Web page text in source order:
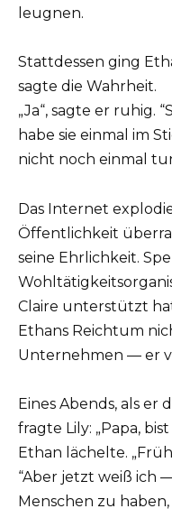
leugnen.
Stattdessen ging
sagte die Wahrheit.
„Ja“, sagte er ruhig.
habe sie einmal im
nicht noch einmal
Das Internet
Öffentlichkeit
seine Ehrlichkeit.
Claire unterstützt
Ethans Reichtum
Unternehmen — er
Eines Abends, als er
fragte Lily: „Papa,
Ethan lächelte.
“Aber jetzt weiß ich
Menschen zu haben,